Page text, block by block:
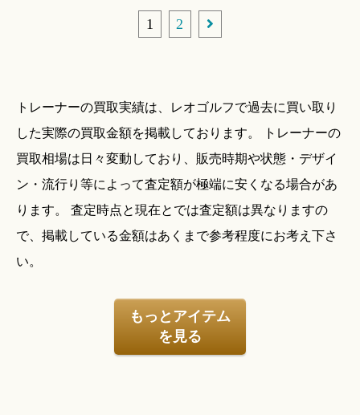
1 2
トレーナーの買取実績は、レオゴルフで過去に買い取り
した実際の買取金額を掲載しております。 トレーナーの
買取相場は日々変動しており、販売時期や状態・デザイ
ン・流行り等によって査定額が極端に安くなる場合があ
ります。 査定時点と現在とでは査定額は異なりますの
で、掲載している金額はあくまで参考程度にお考え下さ
い。
もっとアイテム
を見る